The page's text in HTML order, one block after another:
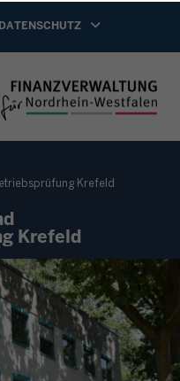
Inhalt
DEAKTIVIEREN:
HAUPTMENÜ
Krefeld
Krefeld